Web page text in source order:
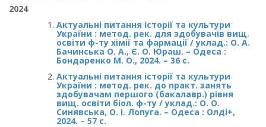
2024
Актуальні питання історії та культури
України : метод. рек. для здобувачів вищ.
освіти ф-ту хімії та фармації / уклад.: О. А.
Бачинська О. А., Є. О. Юраш. – Одеса :
Бондаренко М. О., 2024. – 36 с.
Актуальні питання історії та культури
України : метод. рек. до практ. занять
здобувачам першого (бакалавр.) рівня
вищ. освіти біол. ф-ту / уклад.: О. О.
Синявська, О. І. Лопуга. – Одеса : Олді+,
2024. – 57 с.